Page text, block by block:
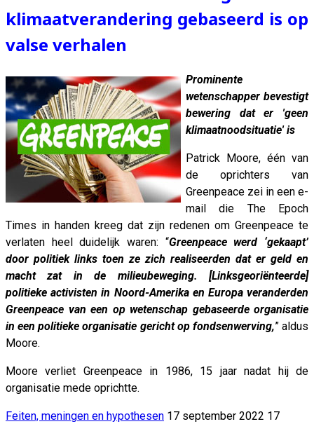
klimaatverandering gebaseerd is op
valse verhalen
Prominente
wetenschapper bevestigt
bewering dat er 'geen
klimaatnoodsituatie' is
Patrick Moore, één van
de oprichters van
Greenpeace zei in een e-
mail die The Epoch
Times in handen kreeg dat zijn redenen om Greenpeace te
verlaten heel duidelijk waren: “Greenpeace werd ‘gekaapt’
door politiek links toen ze zich realiseerden dat er geld en
macht zat in de milieubeweging. [Linksgeoriënteerde]
politieke activisten in Noord-Amerika en Europa veranderden
Greenpeace van een op wetenschap gebaseerde organisatie
in een politieke organisatie gericht op fondsenwerving,” aldus
Moore.
Moore verliet Greenpeace in 1986, 15 jaar nadat hij de
organisatie mede oprichtte.
Feiten, meningen en hypothesen 17 september 2022 17